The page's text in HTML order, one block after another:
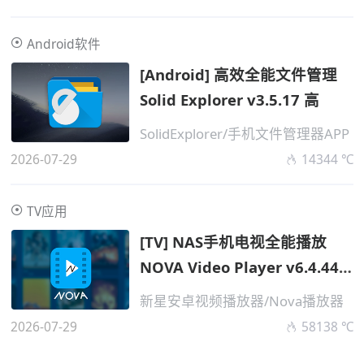
Android软件
[Android] 高效全能文件管理
Solid Explorer v3.5.17 高
SolidExplorer/手机文件管理器APP
2026-07-29 14344 ℃
TV应用
[TV] NAS手机电视全能播放
NOVA Video Player v6.4.44
免费版
新星安卓视频播放器/Nova播放器
2026-07-29 58138 ℃